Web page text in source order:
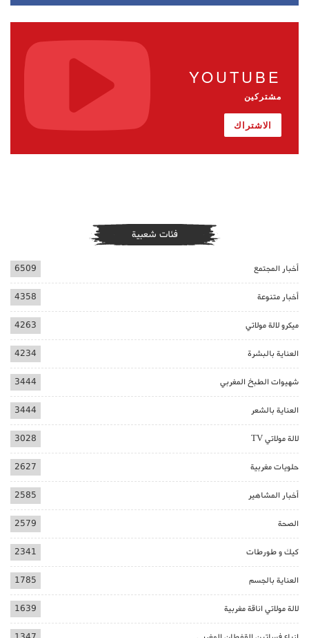
YOUTUBE
مشتركين
الاشتراك
فئات شعبية
أخبار المجتمع 6509
أخبار متنوعة 4358
ميكرو لالة مولاتي 4263
العناية بالبشرة 4234
شهيوات الطبخ المغربي 3444
العناية بالشعر 3444
لالة مولاتي TV 3028
حلويات مغربية 2627
أخبار المشاهير 2585
الصحة 2579
كيك و طورطات 2341
العناية بالجسم 1785
لالة مولاتي اناقة مغربية 1639